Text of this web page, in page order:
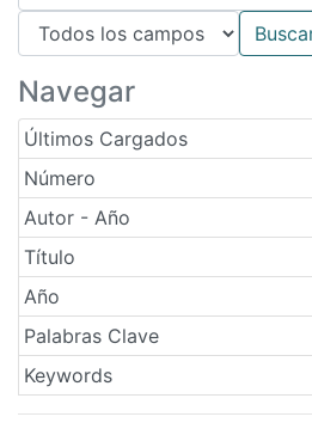
Navegar
Últimos Cargados
Número
Autor - Año
Título
Año
Palabras Clave
Keywords